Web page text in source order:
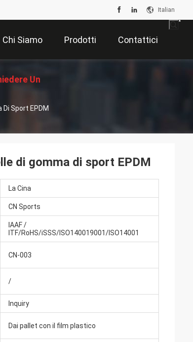
Italian
Chi Siamo Prodotti Contattici
Un
Sport EPDM
di gomma di sport EPDM
La Cina
CN Sports
IAAF /
ITF/RoHS/iSSS/ISO140019001/ISO14001
CN-003
/
Inquiry
Dai pallet con il film plastico